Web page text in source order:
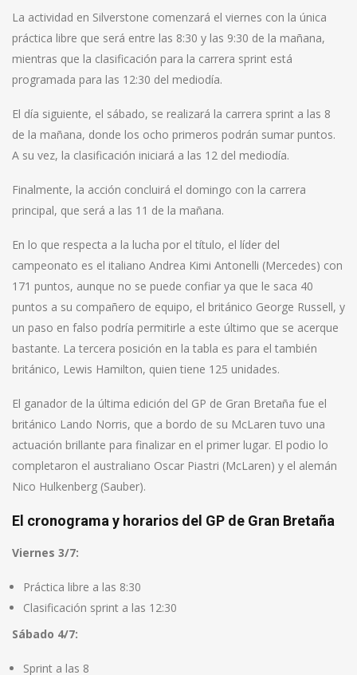
La actividad en Silverstone comenzará el viernes con la única
práctica libre que será entre las 8:30 y las 9:30 de la mañana,
mientras que la clasificación para la carrera sprint está
programada para las 12:30 del mediodía.
El día siguiente, el sábado, se realizará la carrera sprint a las 8
de la mañana, donde los ocho primeros podrán sumar puntos.
A su vez, la clasificación iniciará a las 12 del mediodía.
Finalmente, la acción concluirá el domingo con la carrera
principal, que será a las 11 de la mañana.
En lo que respecta a la lucha por el título, el líder del
campeonato es el italiano Andrea Kimi Antonelli (Mercedes) con
171 puntos, aunque no se puede confiar ya que le saca 40
puntos a su compañero de equipo, el británico George Russell, y
un paso en falso podría permitirle a este último que se acerque
bastante. La tercera posición en la tabla es para el también
británico, Lewis Hamilton, quien tiene 125 unidades.
El ganador de la última edición del GP de Gran Bretaña fue el
británico Lando Norris, que a bordo de su McLaren tuvo una
actuación brillante para finalizar en el primer lugar. El podio lo
completaron el australiano Oscar Piastri (McLaren) y el alemán
Nico Hulkenberg (Sauber).
El cronograma y horarios del GP de Gran Bretaña
Viernes 3/7:
Práctica libre a las 8:30
Clasificación sprint a las 12:30
Sábado 4/7:
Sprint a las 8